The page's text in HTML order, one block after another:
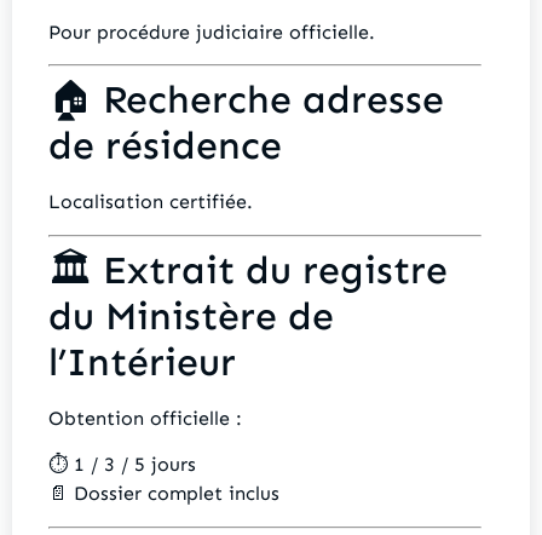
Pour procédure judiciaire officielle.
🏠 Recherche adresse
de résidence
Localisation certifiée.
🏛️ Extrait du registre
du Ministère de
l’Intérieur
Obtention officielle :
⏱️ 1 / 3 / 5 jours
📄 Dossier complet inclus